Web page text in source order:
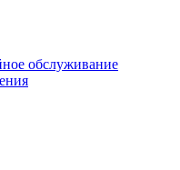
обслуживание